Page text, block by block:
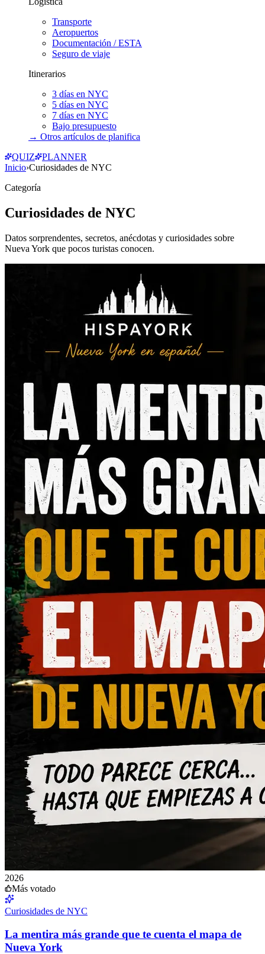
Transporte
Aeropuertos
Documentación / ESTA
Seguro de viaje
Itinerarios
3 días en NYC
5 días en NYC
7 días en NYC
Bajo presupuesto
→ Otros artículos de planifica
QUIZ
PLANNER
Inicio›Curiosidades de NYC
Categoría
Curiosidades de NYC
Datos sorprendentes, secretos, anécdotas y curiosidades sobre
Nueva York que pocos turistas conocen.
2026
Más votado
Curiosidades de NYC
La mentira más grande que te cuenta el mapa de
Nueva York